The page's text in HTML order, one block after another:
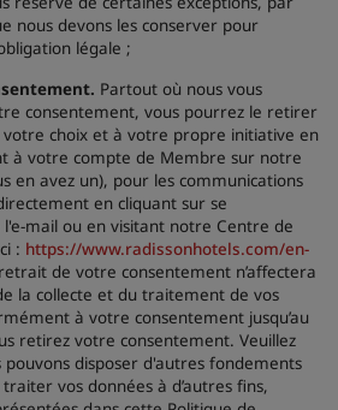
nous devons les conserver pour
légale ;
Partout où nous vous
consentement, vous pourrez le retirer
choix et à votre propre initiative en
à votre compte de Membre sur notre
en avez un), pour les communications
en cliquant sur se
mail ou en visitant notre Centre de
: https://www.radissonhotels.com/en-
de votre consentement n’affectera
la collecte et du traitement de vos
à votre consentement jusqu’au
retirez votre consentement. Veuillez
disposer d'autres fondements
vos données à d’autres fins,